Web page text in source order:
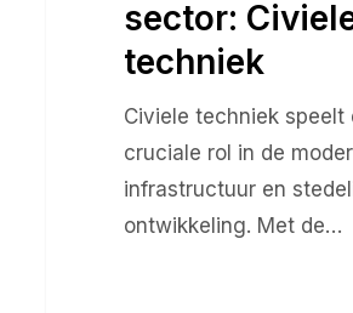
sector:
techniek
Civiele techniek speelt
cruciale rol in de
infrastructuur en
ontwikkeling. Met de…